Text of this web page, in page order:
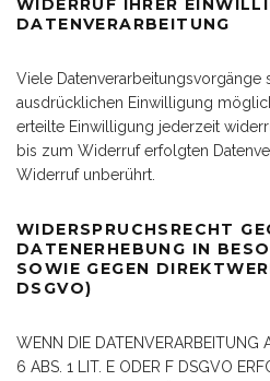
WIDERRUF IHRER
DATENVERARBEITUNG
Viele Datenverarbeitungsvorgänge
ausdrücklichen Einwilligung
erteilte Einwilligung jederzeit
bis zum Widerruf erfolgten
Widerruf unberührt.
WIDERSPRUCHSRECHT
DATENERHEBUNG IN
SOWIE GEGEN
DSGVO)
WENN DIE DATENVERARBEITUNG
6 ABS. 1 LIT. E ODER F DSGVO